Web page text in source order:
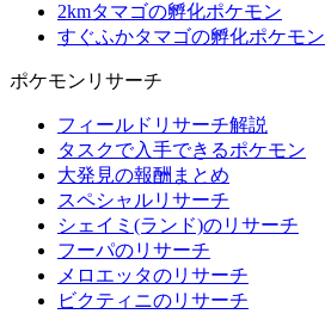
2kmタマゴの孵化ポケモン
すぐふかタマゴの孵化ポケモン
ポケモンリサーチ
フィールドリサーチ解説
タスクで入手できるポケモン
大発見の報酬まとめ
スペシャルリサーチ
シェイミ(ランド)のリサーチ
フーパのリサーチ
メロエッタのリサーチ
ビクティニのリサーチ